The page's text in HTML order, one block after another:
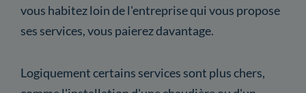
vous habitez loin de l'entreprise qui vous propose
ses services, vous paierez davantage.
Logiquement certains services sont plus chers,